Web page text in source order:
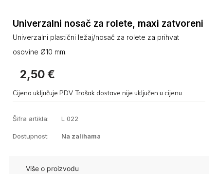
Univerzalni nosač za rolete, maxi zatvoreni
Univerzalni plastični ležaj/nosač za rolete za prihvat
osovine Ø10 mm.
2,50 €
Cijena uključuje PDV. Trošak dostave nije uključen u cijenu.
Šifra artikla: L 022
Dostupnost: Na zalihama
Više o proizvodu